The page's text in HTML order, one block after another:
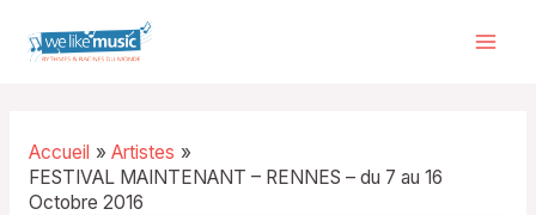
Accueil
Artistes
FESTIVAL MAINTENANT – RENNES – du 7 au 16
Octobre 2016